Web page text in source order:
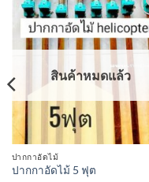
เพิ่มเข้า
ใน
ที่
ติดตาม
สินค้าหมดแล้ว
ปากกาอัดไม้
ปากกาอัดไม้ 5 ฟุต